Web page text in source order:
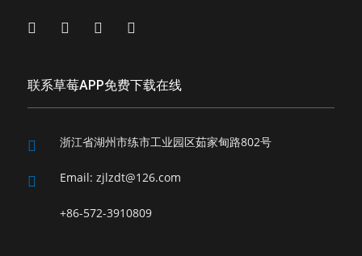
联系草莓APP免费下载在线
浙江省湖州市练市工业园区茹家甸路802号
Email: zjlzdt@126.com
+86-572-3910809